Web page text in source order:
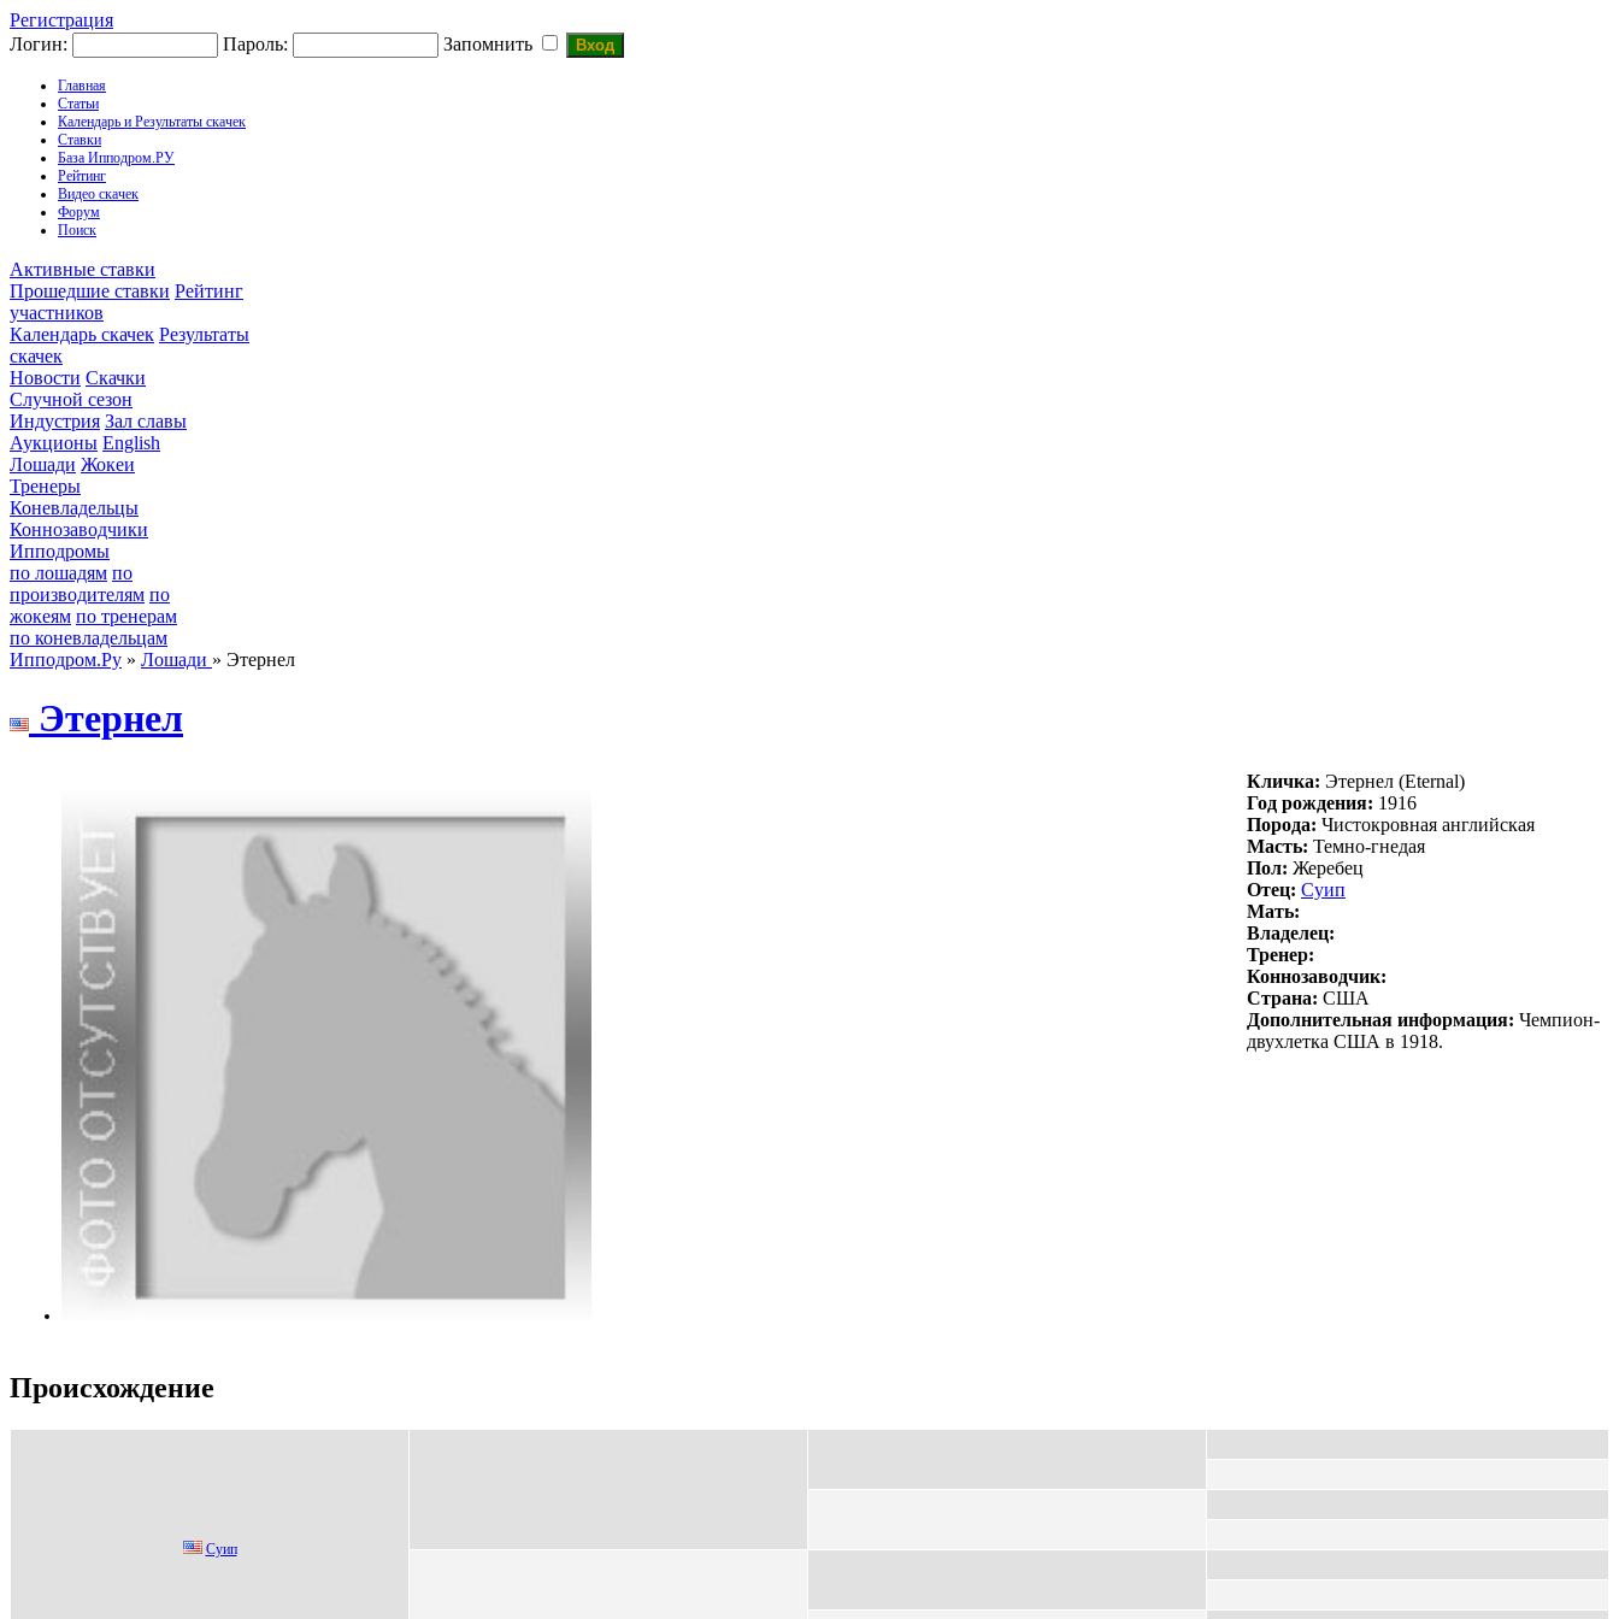
Регистрация
Логин:
Пароль: Запомнить
Главная
Статьи
Календарь и Результаты скачек
Ставки
База Ипподром.РУ
Рейтинг
Видео скачек
Форум
Поиск
Активные ставки
Прошедшие ставки Рейтинг
участников
Календарь скачек Результаты
скачек
Новости Скачки
Случной сезон
Индустрия Зал славы
Аукционы English
Лошади Жокеи
Тренеры
Коневладельцы
Коннозаводчики
Ипподромы
по лошадям по
производителям по
жокеям по тренерам
по коневладельцам
Ипподром.Ру » Лошади » Этернел
Этернел
Кличка: Этернел (Eternal)
Год рождения: 1916
Порода: Чистокровная английская
Масть: Темно-гнедая
Пол: Жеребец
Отец: Суип
Мать:
Владелец:
Тренер:
Коннозаводчик:
Страна: США
Дополнительная информация: Чемпион-
двухлетка США в 1918.
Происхождение
Суип